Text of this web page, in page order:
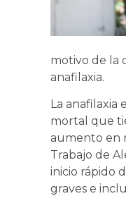
motivo de la
anafilaxia.
La anafilaxia
mortal que
aumento en
Trabajo de
inicio rápido
graves e